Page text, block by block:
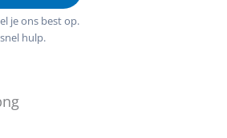
je ons best op.
hulp.